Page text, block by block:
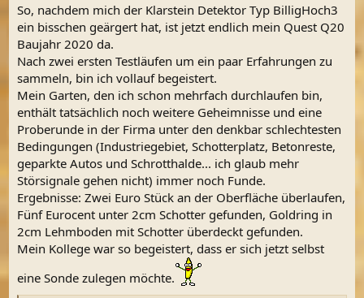
m
So, nachdem mich der Klarstein Detektor Typ BilligHoch3
ein bisschen geärgert hat, ist jetzt endlich mein Quest Q20
Baujahr 2020 da.
Nach zwei ersten Testläufen um ein paar Erfahrungen zu
sammeln, bin ich vollauf begeistert.
Mein Garten, den ich schon mehrfach durchlaufen bin,
enthält tatsächlich noch weitere Geheimnisse und eine
Proberunde in der Firma unter den denkbar schlechtesten
Bedingungen (Industriegebiet, Schotterplatz, Betonreste,
geparkte Autos und Schrotthalde... ich glaub mehr
Störsignale gehen nicht) immer noch Funde.
Ergebnisse: Zwei Euro Stück an der Oberfläche überlaufen,
Fünf Eurocent unter 2cm Schotter gefunden, Goldring in
2cm Lehmboden mit Schotter überdeckt gefunden.
Mein Kollege war so begeistert, dass er sich jetzt selbst
eine Sonde zulegen möchte.